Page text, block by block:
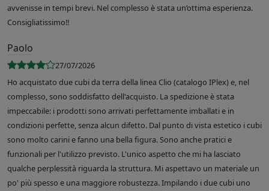
avvenisse in tempi brevi. Nel complesso è stata un’ottima esperienza.
Consigliatissimo!!
Paolo
27/07/2026
Ho acquistato due cubi da terra della linea Clio (catalogo IPlex) e, nel
complesso, sono soddisfatto dell'acquisto. La spedizione è stata
impeccabile: i prodotti sono arrivati perfettamente imballati e in
condizioni perfette, senza alcun difetto. Dal punto di vista estetico i cubi
sono molto carini e fanno una bella figura. Sono anche pratici e
funzionali per l'utilizzo previsto. L'unico aspetto che mi ha lasciato
qualche perplessità riguarda la struttura. Mi aspettavo un materiale un
po' più spesso e una maggiore robustezza. Impilando i due cubi uno